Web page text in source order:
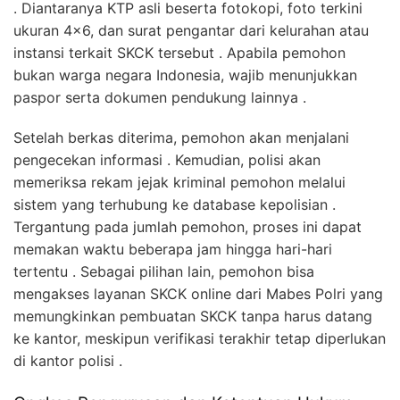
. Diantaranya KTP asli beserta fotokopi, foto terkini
ukuran 4×6, dan surat pengantar dari kelurahan atau
instansi terkait SKCK tersebut . Apabila pemohon
bukan warga negara Indonesia, wajib menunjukkan
paspor serta dokumen pendukung lainnya .
Setelah berkas diterima, pemohon akan menjalani
pengecekan informasi . Kemudian, polisi akan
memeriksa rekam jejak kriminal pemohon melalui
sistem yang terhubung ke database kepolisian .
Tergantung pada jumlah pemohon, proses ini dapat
memakan waktu beberapa jam hingga hari-hari
tertentu . Sebagai pilihan lain, pemohon bisa
mengakses layanan SKCK online dari Mabes Polri yang
memungkinkan pembuatan SKCK tanpa harus datang
ke kantor, meskipun verifikasi terakhir tetap diperlukan
di kantor polisi .